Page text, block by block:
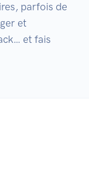
parfois de
et
et fais